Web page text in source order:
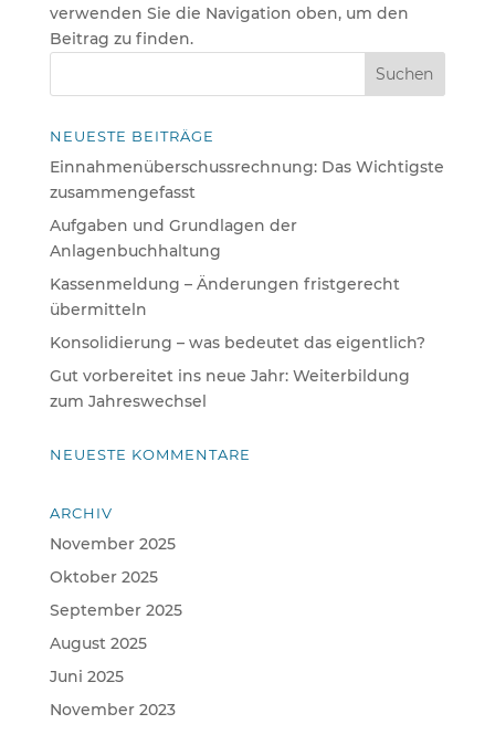
verwenden Sie die Navigation oben, um den
Beitrag zu finden.
NEUESTE BEITRÄGE
Einnahmenüberschussrechnung: Das Wichtigste
zusammengefasst
Aufgaben und Grundlagen der
Anlagenbuchhaltung
Kassenmeldung – Änderungen fristgerecht
übermitteln
Konsolidierung – was bedeutet das eigentlich?
Gut vorbereitet ins neue Jahr: Weiterbildung
zum Jahreswechsel
NEUESTE KOMMENTARE
ARCHIV
November 2025
Oktober 2025
September 2025
August 2025
Juni 2025
November 2023